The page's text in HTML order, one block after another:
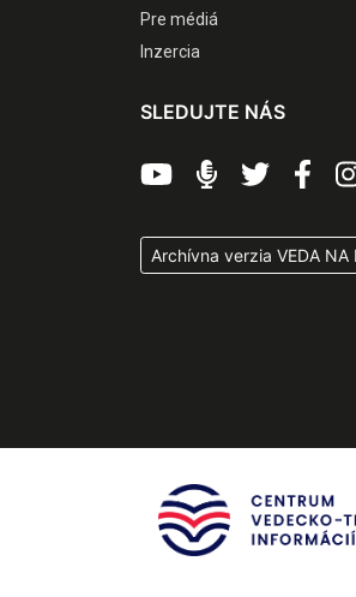
Pre médiá
Inzercia
SLEDUJTE NÁS
Archívna verzia VEDA NA